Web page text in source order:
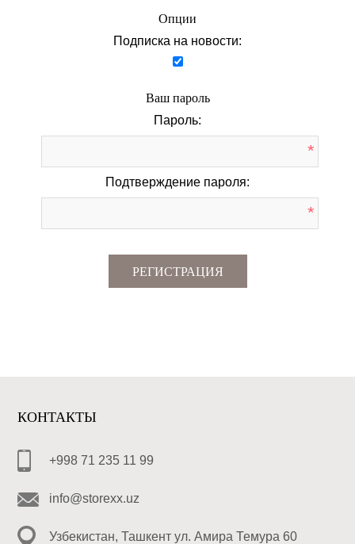
Опции
Подписка на новости:
Ваш пароль
Пароль:
*
Подтверждение пароля:
*
РЕГИСТРАЦИЯ
КОНТАКТЫ
+998 71 235 11 99
info@storexx.uz
Узбекистан, Ташкент ул. Амира Темура 60